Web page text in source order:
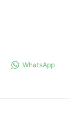
WhatsApp